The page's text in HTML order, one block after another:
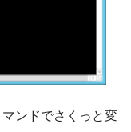
ンドでさくっと変